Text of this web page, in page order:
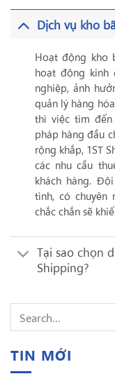
Dịch vụ kho
Hoạt động kho
hoạt động kinh
nghiệp, ảnh
quản lý hàng
thì việc tìm
pháp hàng đầu
rộng khắp, 1ST
các nhu cầu
khách hàng.
tình, có chuyên
chắc chắn sẽ
Tại sao chọn
Shipping?
TIN MỚI